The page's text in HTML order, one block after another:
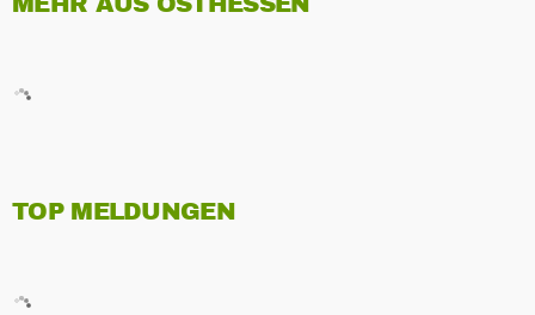
TOP MELDUNGEN